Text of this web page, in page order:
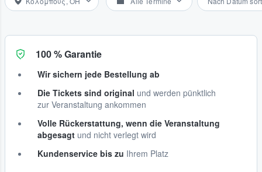
100 % Garantie
Wir sichern jede Bestellung ab
Die Tickets sind original und werden pünktlich
zur Veranstaltung ankommen
Volle Rückerstattung, wenn die Veranstaltung
abgesagt und nicht verlegt wird
Kundenservice bis zu Ihrem Platz